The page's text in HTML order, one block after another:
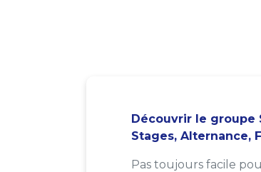
Découvrir le groupe
Stages, Alternance,
Pas toujours facile